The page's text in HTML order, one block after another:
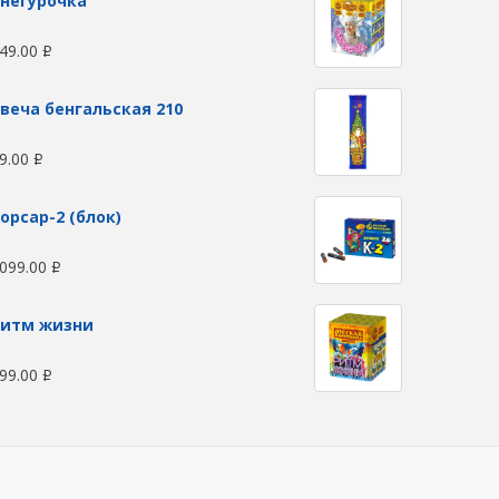
Р
бенгальская 210
Р
2 (блок)
Р
жизни
Р